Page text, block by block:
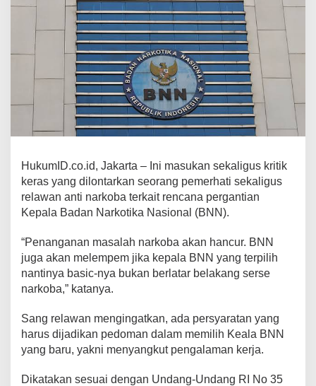
HukumID.co.id, Jakarta – Ini masukan sekaligus kritik
keras yang dilontarkan seorang pemerhati sekaligus
relawan anti narkoba terkait rencana pergantian
Kepala Badan Narkotika Nasional (BNN).
“Penanganan masalah narkoba akan hancur. BNN
juga akan melempem jika kepala BNN yang terpilih
nantinya basic-nya bukan berlatar belakang serse
narkoba,” katanya.
Sang relawan mengingatkan, ada persyaratan yang
harus dijadikan pedoman dalam memilih Keala BNN
yang baru, yakni menyangkut pengalaman kerja.
Dikatakan sesuai dengan Undang-Undang RI No 35